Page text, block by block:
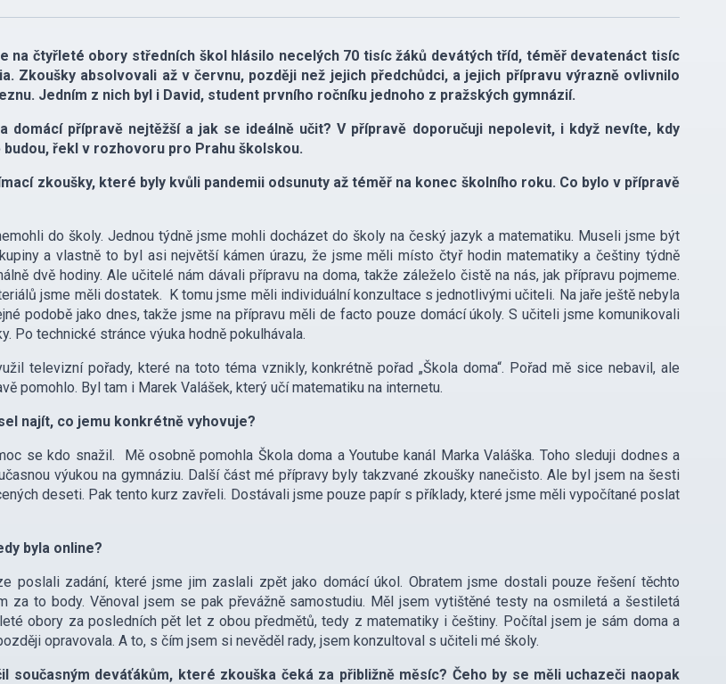
na čtyřleté obory středních škol hlásilo necelých 70 tisíc žáků devátých tříd, téměř devatenáct tisíc
Zkoušky absolvovali až v červnu, později než jejich předchůdci, a jejich přípravu výrazně ovlivnilo
Jedním z nich byl i David, student prvního ročníku jednoho z pražských gymnázií.
domácí přípravě nejtěžší a jak se ideálně učit? V přípravě doporučuji nepolevit, i když nevíte, kdy
řekl v rozhovoru pro Prahu školskou.
zkoušky, které byly kvůli pandemii odsunuty až téměř na konec školního roku. Co bylo v přípravě
do školy. Jednou týdně jsme mohli docházet do školy na český jazyk a matematiku. Museli jsme být
a vlastně to byl asi největší kámen úrazu, že jsme měli místo čtyř hodin matematiky a češtiny týdně
dvě hodiny. Ale učitelé nám dávali přípravu na doma, takže záleželo čistě na nás, jak přípravu pojmeme.
jsme měli dostatek. K tomu jsme měli individuální konzultace s jednotlivými učiteli. Na jaře ještě nebyla
podobě jako dnes, takže jsme na přípravu měli de facto pouze domácí úkoly. S učiteli jsme komunikovali
Po technické stránce výuka hodně pokulhávala.
televizní pořady, které na toto téma vznikly, konkrétně pořad „Škola doma“. Pořad mě sice nebavil, ale
pomohlo. Byl tam i Marek Valášek, který učí matematiku na internetu.
najít, co jemu konkrétně vyhovuje?
se kdo snažil. Mě osobně pomohla Škola doma a Youtube kanál Marka Valáška. Toho sleduji dodnes a
výukou na gymnáziu. Další část mé přípravy byly takzvané zkoušky nanečisto. Ale byl jsem na šesti
deseti. Pak tento kurz zavřeli. Dostávali jsme pouze papír s příklady, které jsme měli vypočítané poslat
byla online?
poslali zadání, které jsme jim zaslali zpět jako domácí úkol. Obratem jsme dostali pouze řešení těchto
za to body. Věnoval jsem se pak převážně samostudiu. Měl jsem vytištěné testy na osmiletá a šestiletá
obory za posledních pět let z obou předmětů, tedy z matematiky i češtiny. Počítal jsem je sám doma a
opravovala. A to, s čím jsem si nevěděl rady, jsem konzultoval s učiteli mé školy.
současným deváťákům, které zkouška čeká za přibližně měsíc? Čeho by se měli uchazeči naopak